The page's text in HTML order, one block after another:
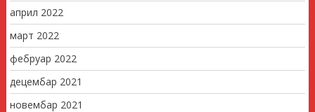
април 2022
март 2022
фебруар 2022
децембар 2021
новембар 2021